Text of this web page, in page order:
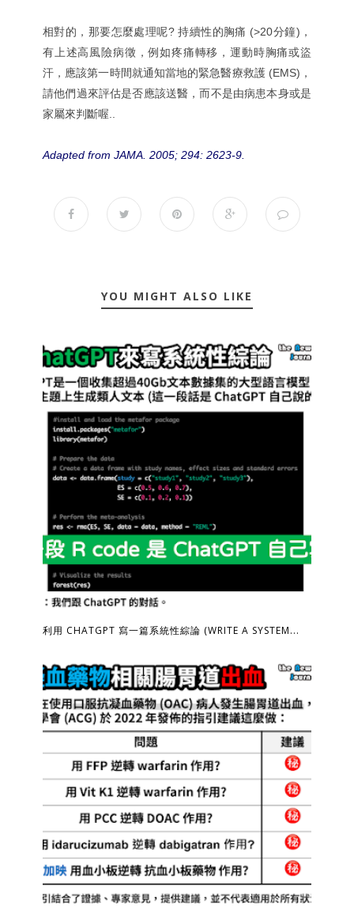
相對的，那要怎麼處理呢? 持續性的胸痛 (>20分鐘)，
有上述高風險病徵，例如疼痛轉移，運動時胸痛或盜
汗，應該第一時間就通知當地的緊急醫療救護 (EMS)，
請他們過來評估是否應該送醫，而不是由病患本身或是
家屬來判斷喔..
Adapted from JAMA. 2005; 294: 2623-9.
YOU MIGHT ALSO LIKE
利用 CHATGPT 寫一篇系統性綜論 (WRITE A SYSTEM...